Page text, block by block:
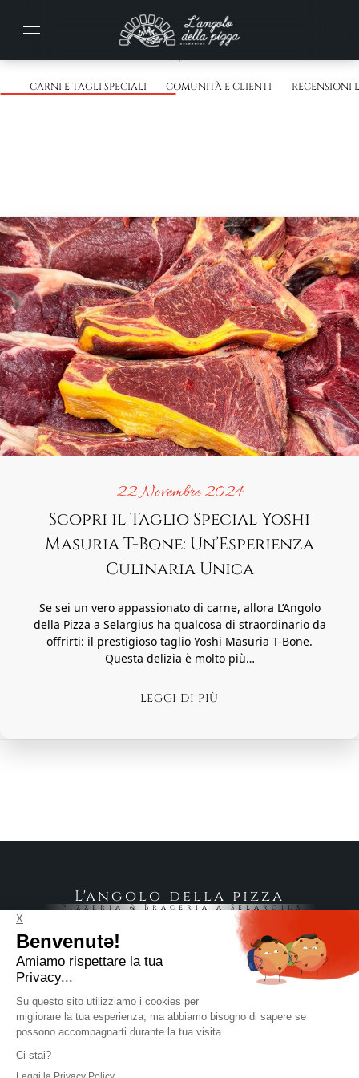
CARNI E TAGLI SPECIALI COMUNITÀ E CLIENTI RECENSIONI
22 Novembre 2024
Scopri il Taglio Special Yoshi
Masuria T-Bone: Un’Esperienza
Culinaria Unica
Se sei un vero appassionato di carne, allora L’Angolo
della Pizza a Selargius ha qualcosa di straordinario da
offrirti: il prestigioso taglio Yoshi Masuria T-Bone.
Questa delizia è molto più…
LEGGI DI PIÙ
L'angolo della pizza
Pizzeria & Braceria a Selargius
Via Trieste, 84 09047 Selargius CA